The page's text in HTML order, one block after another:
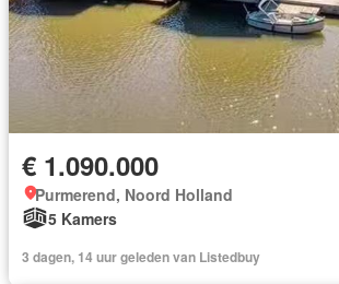
€ 1.090.000
Purmerend, Noord Holland
5 Kamers
3 dagen, 14 uur geleden van Listedbuy